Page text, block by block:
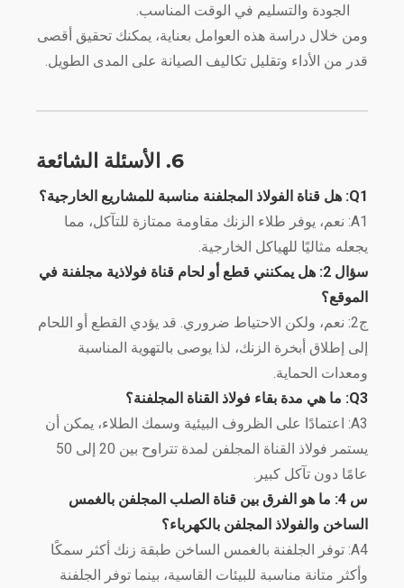
الجودة والتسليم في الوقت المناسب.
ومن خلال دراسة هذه العوامل بعناية، يمكنك تحقيق أقصى
قدر من الأداء وتقليل تكاليف الصيانة على المدى الطويل.
A1: نعم، يوفر طلاء الزنك مقاومة ممتازة للتآكل، مما
يجعله مثاليًا للهياكل الخارجية.
سؤال 2: هل يمكنني قطع أو لحام قناة فولاذية مجلفنة في
الموقع؟
ج2: نعم، ولكن الاحتياط ضروري. قد يؤدي القطع أو اللحام
إلى إطلاق أبخرة الزنك، لذا يوصى بالتهوية المناسبة
ومعدات الحماية.
A3: اعتمادًا على الظروف البيئية وسمك الطلاء، يمكن أن
يستمر فولاذ القناة المجلفن لمدة تتراوح بين 20 إلى 50
عامًا دون تآكل كبير.
س 4: ما هو الفرق بين قناة الصلب المجلفن بالغمس
الساخن والفولاذ المجلفن بالكهرباء؟
A4: توفر الجلفنة بالغمس الساخن طبقة زنك أكثر سمكًا
وأكثر متانة مناسبة للبيئات القاسية، بينما توفر الجلفنة